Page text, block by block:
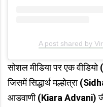
A post shared by
सोशल मीडिया पर एक वीडियो
जिसमें सिद्धार्थ मल्होत्रा
आडवाणी(Kiara Advani)